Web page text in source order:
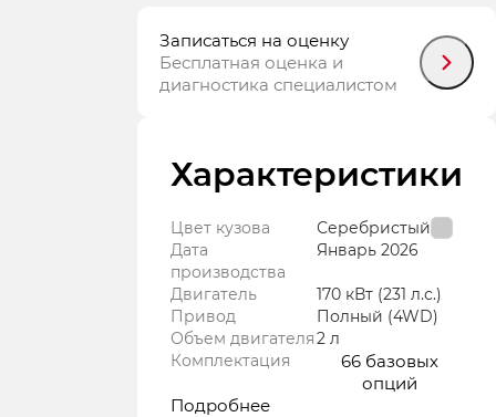
Записаться на оценку
Бесплатная оценка и
диагностика специалистом
Характеристики
Цвет кузова
Серебристый
Дата
производства
Январь 2026
Двигатель 170 кВт (231 л.с.)
Привод
Полный (4WD)
Объем двигателя2 л
Комплектация
66 базовых
опций
Подробнее